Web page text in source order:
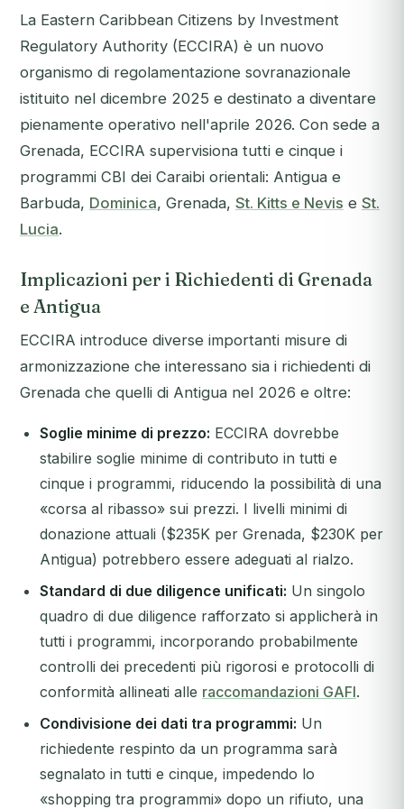
La Eastern Caribbean Citizens by Investment
Regulatory Authority (ECCIRA) è un nuovo
organismo di regolamentazione sovranazionale
istituito nel dicembre 2025 e destinato a diventare
pienamente operativo nell'aprile 2026. Con sede a
Grenada, ECCIRA supervisiona tutti e cinque i
programmi CBI dei Caraibi orientali: Antigua e
Barbuda, Dominica, Grenada, St. Kitts e Nevis e St.
Lucia.
Implicazioni per i Richiedenti di Grenada
e Antigua
ECCIRA introduce diverse importanti misure di
armonizzazione che interessano sia i richiedenti di
Grenada che quelli di Antigua nel 2026 e oltre:
Soglie minime di prezzo: ECCIRA dovrebbe
stabilire soglie minime di contributo in tutti e
cinque i programmi, riducendo la possibilità di una
«corsa al ribasso» sui prezzi. I livelli minimi di
donazione attuali ($235K per Grenada, $230K per
Antigua) potrebbero essere adeguati al rialzo.
Standard di due diligence unificati: Un singolo
quadro di due diligence rafforzato si applicherà in
tutti i programmi, incorporando probabilmente
controlli dei precedenti più rigorosi e protocolli di
conformità allineati alle raccomandazioni GAFI.
Condivisione dei dati tra programmi: Un
richiedente respinto da un programma sarà
segnalato in tutti e cinque, impedendo lo
«shopping tra programmi» dopo un rifiuto, una